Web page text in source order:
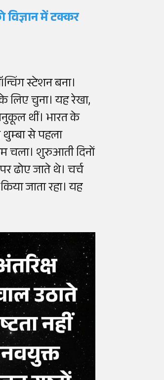
विज्ञान में टक्कर
स्टेशन बना।
लिए चुना। यह रेखा,
थीं। भारत के
से पहला
चला। शुरुआती दिनों
ढोए जाते थे। चर्च
जाता रहा। यह